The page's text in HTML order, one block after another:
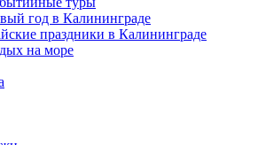
год в Калининграде
праздники в Калининграде
на море